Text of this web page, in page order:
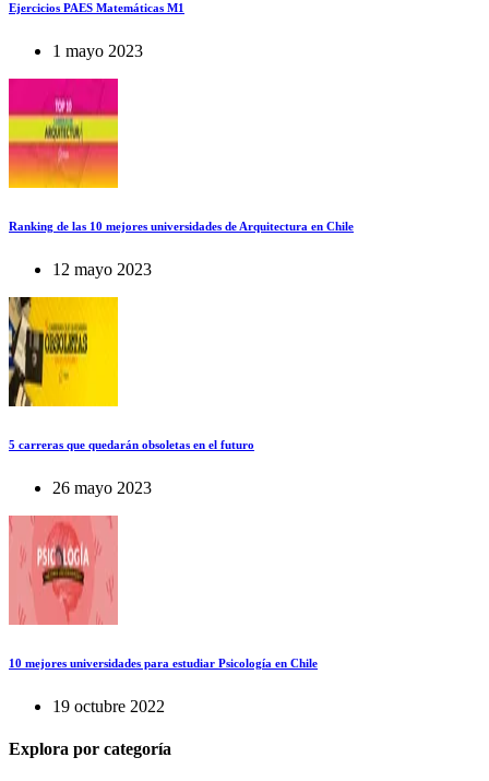
Ejercicios PAES Matemáticas M1
1 mayo 2023
Ranking de las 10 mejores universidades de Arquitectura en Chile
12 mayo 2023
5 carreras que quedarán obsoletas en el futuro
26 mayo 2023
10 mejores universidades para estudiar Psicología en Chile
19 octubre 2022
Explora por categoría